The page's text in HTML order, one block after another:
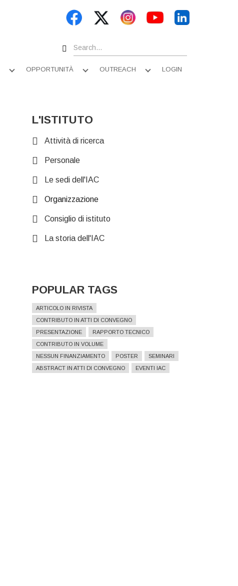
Search
Apri
OPPORTUNITÀ
Apri
OUTREACH
Apri
LOGIN
L'ISTITUTO
Attività di ricerca
Personale
Le sedi dell'IAC
Organizzazione
Consiglio di istituto
La storia dell'IAC
POPULAR TAGS
ARTICOLO IN RIVISTA
CONTRIBUTO IN ATTI DI CONVEGNO
PRESENTAZIONE
RAPPORTO TECNICO
CONTRIBUTO IN VOLUME
NESSUN FINANZIAMENTO
POSTER
SEMINARI
ABSTRACT IN ATTI DI CONVEGNO
EVENTI IAC